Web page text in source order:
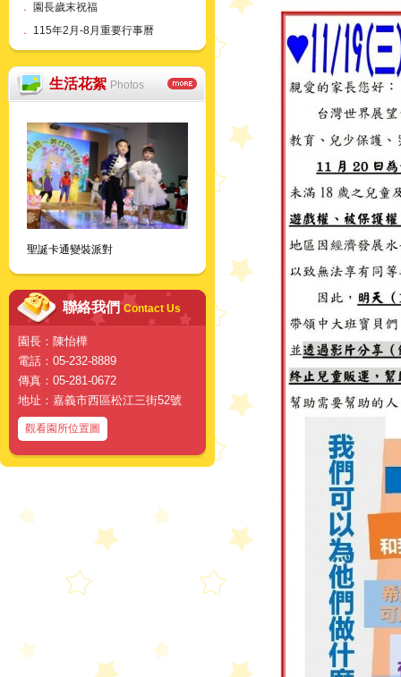
．
園長歲末祝福
．
115年2月-8月重要行事曆
生活花絮 Photos
聖誕卡通變裝派對
聯絡我們Contact Us
園長：陳怡樺
電話：05-232-8889
傳真：05-281-0672
地址：嘉義市西區松江三街52號
觀看園所位置圖